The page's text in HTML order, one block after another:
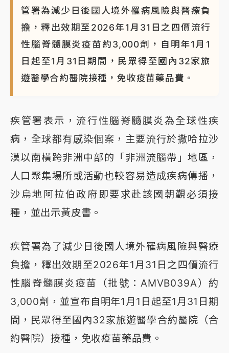
管署為減少日後國人境外罹病風險與醫療負
擔，釋出效期至2026年1月31日之四價流行
性腦脊髓膜炎疫苗約3,000劑，自明年1月1
日起至1月31日期間，民眾得至國內32家旅
遊醫學合約醫院接種，免收疫苗藥品費。
疾管署表示，流行性腦脊髓膜炎為全球性疾
病，全球都有感染個案，主要流行於撒哈拉沙
漠以南橫跨非洲中部的「非洲流腦帶」地區，
人口聚集場所或活動也較容易造成疾病傳播，
沙烏地阿拉伯政府即要求赴該國朝覲必須接
種，並出示黃皮書。
疾管署為了減少日後國人境外罹病風險與醫療
負擔，釋出效期至2026年1月31日之四價流行
性腦脊髓膜炎疫苗（批號：AMVB039A）約
3,000劑，並宣布自明年1月1日起至1月31日期
間，民眾得至國內32家旅遊醫學合約醫院（合
約醫院）接種，免收疫苗藥品費。